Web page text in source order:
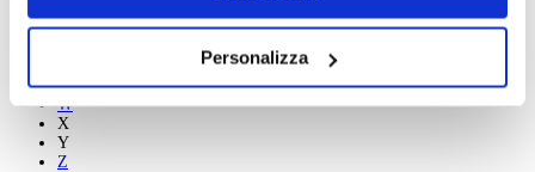
navigazione senza alcuna profilazione e con installazione
il tuo consenso alla profilazione che potrai revocare in
Personalizza
S
V
W
X
Y
Z